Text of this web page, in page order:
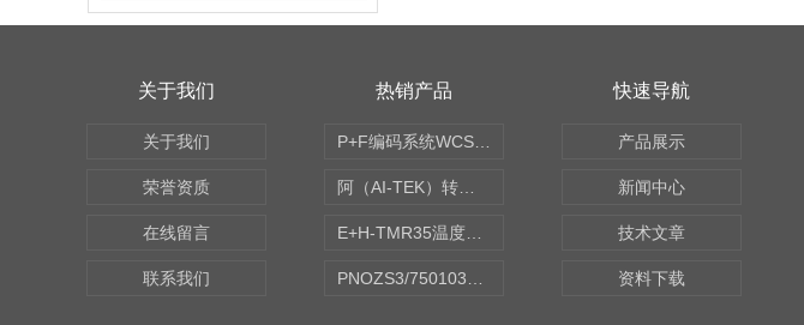
关于我们
关于我们
荣誉资质
在线留言
联系我们
热销产品 快速导航
产品展示
新闻中心
技术文章
资料下载